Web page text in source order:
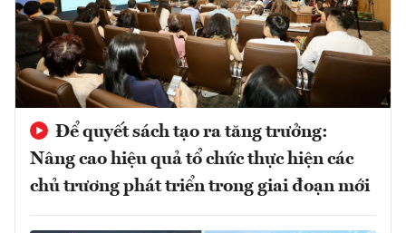
Để quyết sách tạo ra tăng trưởng:
Nâng cao hiệu quả tổ chức thực hiện các
chủ trương phát triển trong giai đoạn mới